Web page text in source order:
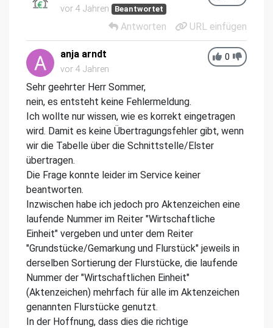
vor 4 Jahren Beantwortet
Antworten URL einfügen
0
anja arndt
vor 4 Jahren
Sehr geehrter Herr Sommer,
nein, es entsteht keine Fehlermeldung.
Ich wollte nur wissen, wie es korrekt eingetragen
wird. Damit es keine Übertragungsfehler gibt, wenn
wir die Tabelle über die Schnittstelle/Elster
übertragen.
Die Frage konnte leider im Service keiner
beantworten.
Inzwischen habe ich jedoch pro Aktenzeichen eine
laufende Nummer im Reiter "Wirtschaftliche
Einheit" vergeben und unter dem Reiter
"Grundstücke/Gemarkung und Flurstück" jeweils in
derselben Sortierung der Flurstücke, die laufende
Nummer der "Wirtschaftlichen Einheit"
(Aktenzeichen) mehrfach für alle im Aktenzeichen
genannten Flurstücke genutzt.
In der Hoffnung, dass dies die richtige